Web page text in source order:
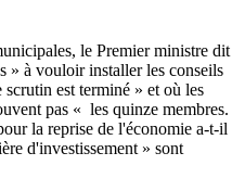
le Premier ministre dit
» à vouloir installer les conseils
est terminé » et où les
pas « les quinze membres.
la reprise de l'économie a-t-il
d'investissement » sont